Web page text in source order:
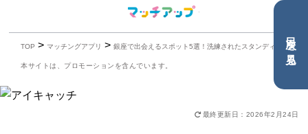
TOP >マッチングアプリ >銀座で出会えるスポット5選！洗練されたスタンディングバーやオーセンティックバーをチェック
本サイトは、プロモーションを含んでいます。
最終更新日：2026年2月24日
目次を見る